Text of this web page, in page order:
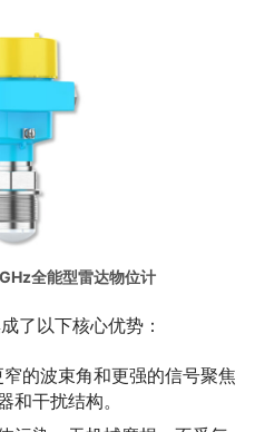
全能型雷达物位计
以下核心优势：
窄的波束角和更强的信号聚焦
和干扰结构。